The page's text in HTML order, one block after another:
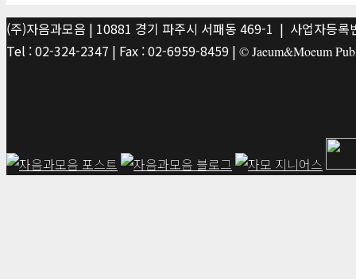
(주)자음과모음 | 10881 경기 파주시 서패동 469-1 | 사업자등
Tel : 02-324-2347 | Fax : 02-6959-8459 | © Jaeum&Moeum